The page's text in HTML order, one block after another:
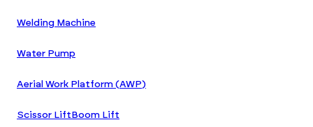
Welding Machine
Water Pump
Aerial Work Platform (AWP)
Scissor Lift Boom Lift